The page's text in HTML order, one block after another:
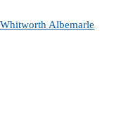
Albemarle